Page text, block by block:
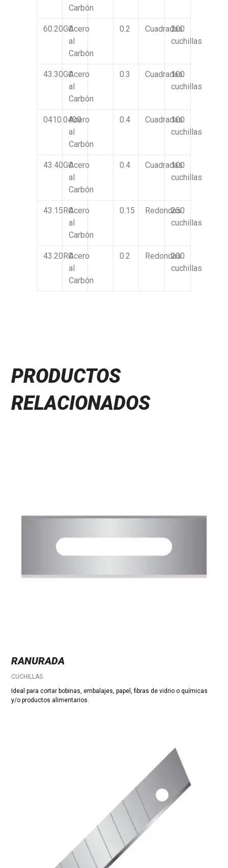
Carbón
60.20GCAcero
al
Carbón
0.2 Cuadradas
200
cuchillas
43.30GCAcero
al
Carbón
0.3 Cuadradas
100
cuchillas
0410.0400
Acero
al
Carbón
0.4 Cuadradas
100
cuchillas
43.40GCAcero
al
Carbón
0.4 Cuadradas
100
cuchillas
43.15RCAcero
al
Carbón
0.15 Redondas
250
cuchillas
43.20RCAcero
al
Carbón
0.2 Redondas
200
cuchillas
PRODUCTOS
RELACIONADOS
RANURADA
CUCHILLAS
Ideal para cortar bobinas, embalajes, papel, fibras de vidrio o químicas
y/o productos alimentarios.